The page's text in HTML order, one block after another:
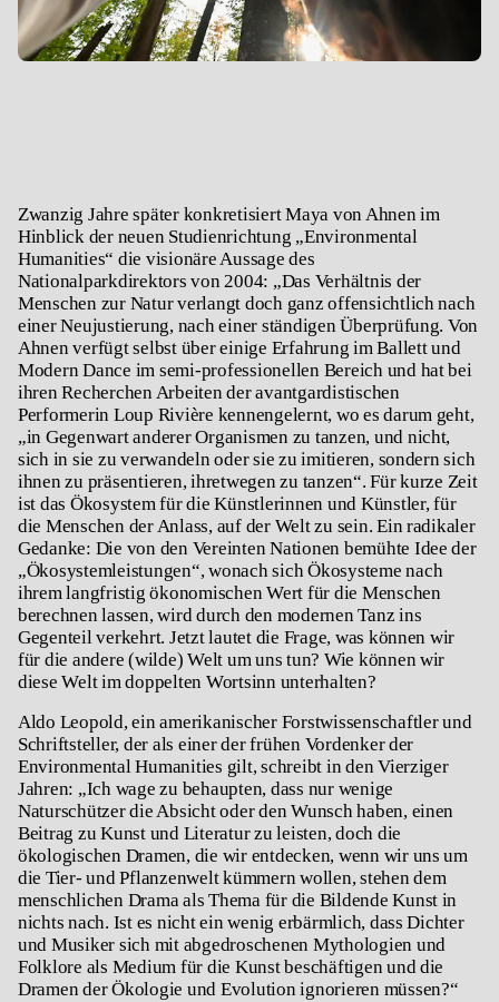
Zwanzig Jahre später konkretisiert Maya von Ahnen im
Hinblick der neuen Studienrichtung „Environmental
Humanities“ die visionäre Aussage des
Nationalparkdirektors von 2004: „Das Verhältnis der
Menschen zur Natur verlangt doch ganz offensichtlich nach
einer Neujustierung, nach einer ständigen Überprüfung. Von
Ahnen verfügt selbst über einige Erfahrung im Ballett und
Modern Dance im semi-professionellen Bereich und hat bei
ihren Recherchen Arbeiten der avantgardistischen
Performerin Loup Rivière kennengelernt, wo es darum geht,
„in Gegenwart anderer Organismen zu tanzen, und nicht,
sich in sie zu verwandeln oder sie zu imitieren, sondern sich
ihnen zu präsentieren, ihretwegen zu tanzen“. Für kurze Zeit
ist das Ökosystem für die Künstlerinnen und Künstler, für
die Menschen der Anlass, auf der Welt zu sein. Ein radikaler
Gedanke: Die von den Vereinten Nationen bemühte Idee der
„Ökosystemleistungen“, wonach sich Ökosysteme nach
ihrem langfristig ökonomischen Wert für die Menschen
berechnen lassen, wird durch den modernen Tanz ins
Gegenteil verkehrt. Jetzt lautet die Frage, was können wir
für die andere (wilde) Welt um uns tun? Wie können wir
diese Welt im doppelten Wortsinn unterhalten?
Aldo Leopold, ein amerikanischer Forstwissenschaftler und
Schriftsteller, der als einer der frühen Vordenker der
Environmental Humanities gilt, schreibt in den Vierziger
Jahren: „Ich wage zu behaupten, dass nur wenige
Naturschützer die Absicht oder den Wunsch haben, einen
Beitrag zu Kunst und Literatur zu leisten, doch die
ökologischen Dramen, die wir entdecken, wenn wir uns um
die Tier- und Pflanzenwelt kümmern wollen, stehen dem
menschlichen Drama als Thema für die Bildende Kunst in
nichts nach. Ist es nicht ein wenig erbärmlich, dass Dichter
und Musiker sich mit abgedroschenen Mythologien und
Folklore als Medium für die Kunst beschäftigen und die
Dramen der Ökologie und Evolution ignorieren müssen?“